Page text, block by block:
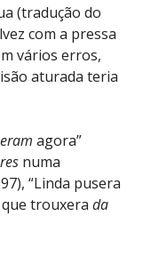
(tradução do
com a pressa
vários erros,
aturada teria
eram agora”
numa
“Linda pusera
que trouxera da